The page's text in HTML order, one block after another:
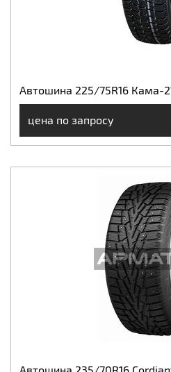
Автошина 225/75R16 Кама-
цена по запросу